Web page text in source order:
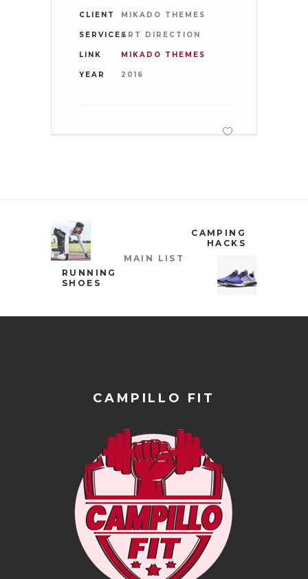
CLIENT MIKADO THEMES
SERVICESART DIRECTION
LINK MIKADO THEMES
YEAR 2016
RUNNING
SHOES
MAIN LIST
CAMPING
HACKS
CAMPILLO FIT